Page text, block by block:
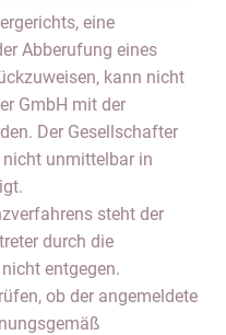
eine
Abberufung eines
kann nicht
GmbH mit der
Der Gesellschafter
unmittelbar in
steht der
durch die
entgegen.
ob der angemeldete